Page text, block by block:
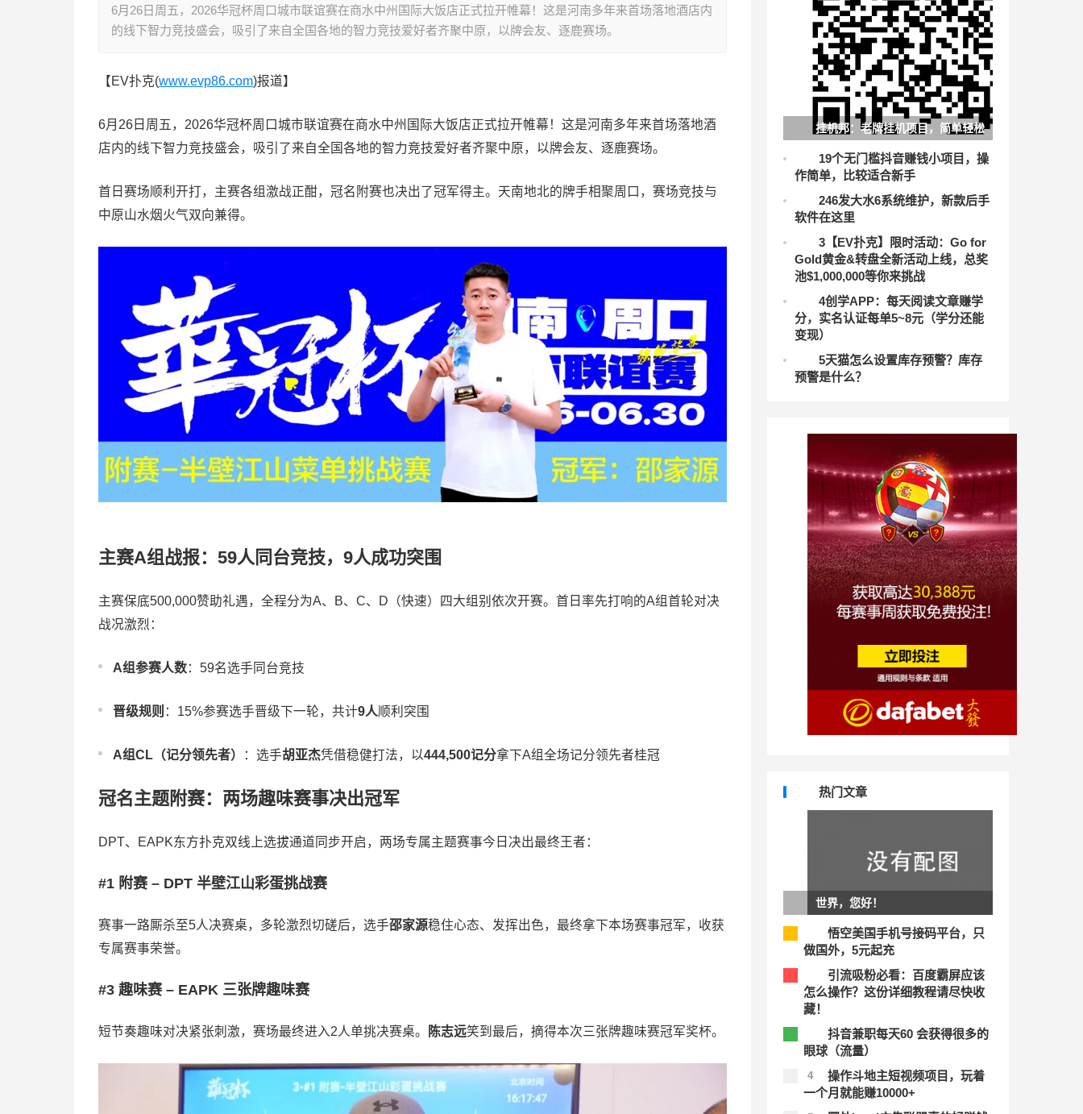
6月26日周五，2026华冠杯周口城市联谊赛在商水中州国际大饭店正式拉开帷幕！这是河南多年来首场落地酒店内
的线下智力竞技盛会，吸引了来自全国各地的智力竞技爱好者齐聚中原，以牌会友、逐鹿赛场。
【EV扑克(www.evp86.com)报道】
6月26日周五，2026华冠杯周口城市联谊赛在商水中州国际大饭店正式拉开帷幕！这是河南多年来首场落地酒
店内的线下智力竞技盛会，吸引了来自全国各地的智力竞技爱好者齐聚中原，以牌会友、逐鹿赛场。
首日赛场顺利开打，主赛各组激战正酣，冠名附赛也决出了冠军得主。天南地北的牌手相聚周口，赛场竞技与
中原山水烟火气双向兼得。
主赛A组战报：59人同台竞技，9人成功突围
主赛保底500,000赞助礼遇，全程分为A、B、C、D（快速）四大组别依次开赛。首日率先打响的A组首轮对决
战况激烈：
A组参赛人数：59名选手同台竞技
晋级规则 ：15%参赛选手晋级下一轮，共计9人顺利突围
A组CL（记分领先者） ：选手胡亚杰凭借稳健打法，以444,500记分拿下A组全场记分领先者桂冠
冠名主题附赛：两场趣味赛事决出冠军
DPT、EAPK东方扑克双线上选拔通道同步开启，两场专属主题赛事今日决出最终王者：
#1 附赛 – DPT 半壁江山彩蛋挑战赛
赛事一路厮杀至5人决赛桌，多轮激烈切磋后，选手邵家源稳住心态、发挥出色，最终拿下本场赛事冠军，收获
专属赛事荣誉。
#3 趣味赛 – EAPK 三张牌趣味赛
短节奏趣味对决紧张刺激，赛场最终进入2人单挑决赛桌。 陈志远笑到最后，摘得本次三张牌趣味赛冠军奖杯。
挂机邦：老牌挂机项目，简单轻松
电脑挂机
19个无门槛抖音赚钱小项目，操
作简单，比较适合新手
246发大水6系统维护，新款后手
软件在这里
3 【EV扑克】限时活动：Go for
Gold黄金&转盘全新活动上线，总奖
池$1,000,000等你来挑战
4创学APP：每天阅读文章赚学
分，实名认证每单5~8元（学分还能
变现）
5天猫怎么设置库存预警？库存
预警是什么？
热门文章
世界，您好！
悟空美国手机号接码平台，只
做国外，5元起充
引流吸粉必看：百度霸屏应该
怎么操作？这份详细教程请尽快收
藏！
抖音兼职每天60 会获得很多的
眼球（流量）
4
操作斗地主短视频项目，玩着
一个月就能赚10000+